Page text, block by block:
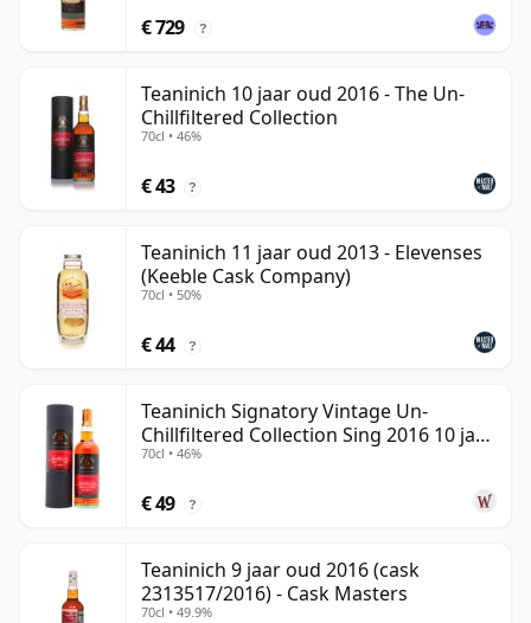
€ 729 ?
Teaninich 10 jaar oud 2016 - The Un-
Chillfiltered Collection
70cl • 46%
€ 43 ?
Teaninich 11 jaar oud 2013 - Elevenses
(Keeble Cask Company)
70cl • 50%
€ 44 ?
Teaninich Signatory Vintage Un-
Chillfiltered Collection Sing 2016 10 jaar
oud
70cl • 46%
€ 49 ?
Teaninich 9 jaar oud 2016 (cask
2313517/2016) - Cask Masters
70cl • 49.9%